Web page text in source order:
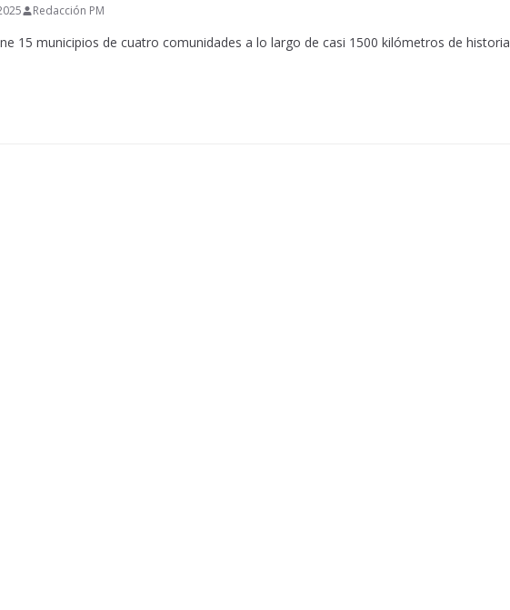
Redacción PM
15 municipios de cuatro comunidades a lo largo de casi 1500 kilómetros de historia